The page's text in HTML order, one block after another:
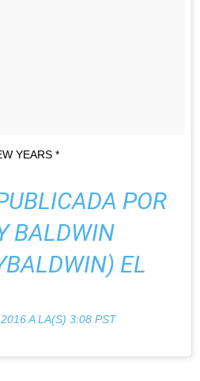
YEARS *
POR
BALDWIN
EL
A LA(S) 3:08 PST